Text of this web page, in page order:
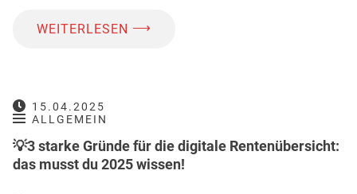
WEITERLESEN ⟶
15.04.2025
ALLGEMEIN
💡3 starke Gründe für die digitale Rentenübersicht:
das musst du 2025 wissen!